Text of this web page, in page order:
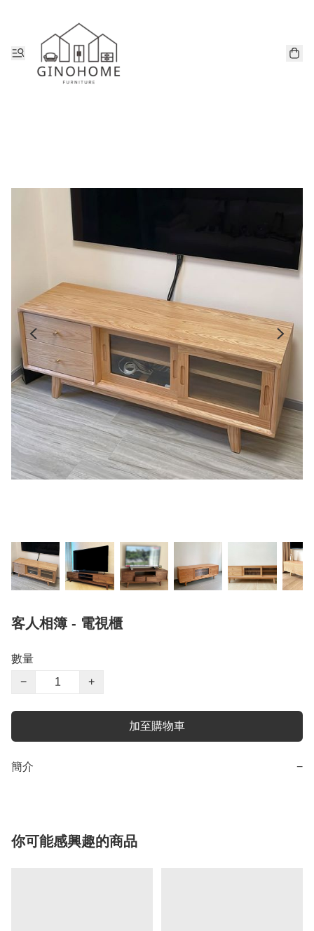
客人相簿 - 電視櫃
數量
−
+
加至購物車
簡介 −
你可能感興趣的商品